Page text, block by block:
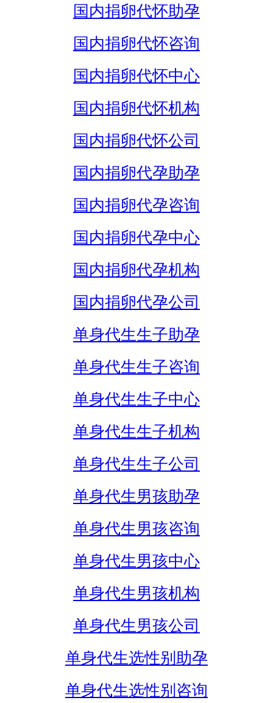
国内捐卵代怀助孕
国内捐卵代怀咨询
国内捐卵代怀中心
国内捐卵代怀机构
国内捐卵代怀公司
国内捐卵代孕助孕
国内捐卵代孕咨询
国内捐卵代孕中心
国内捐卵代孕机构
国内捐卵代孕公司
单身代生生子助孕
单身代生生子咨询
单身代生生子中心
单身代生生子机构
单身代生生子公司
单身代生男孩助孕
单身代生男孩咨询
单身代生男孩中心
单身代生男孩机构
单身代生男孩公司
单身代生选性别助孕
单身代生选性别咨询